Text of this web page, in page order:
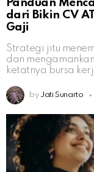
Panduan
dari Bikin CV
Gaji
Strategi jitu
dan
ketatnya bursa
by Jati Sunarto